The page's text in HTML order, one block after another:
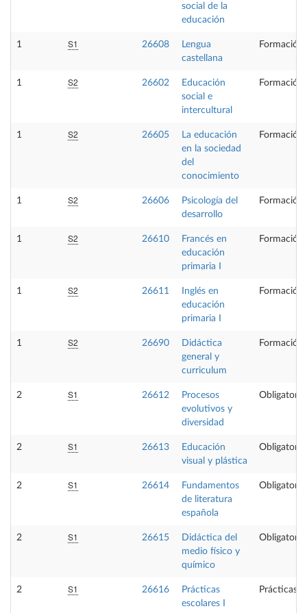
social de la
educación
1 S1 26608
Lengua
castellana
Formación
1 S2 26602
Educación
social e
intercultural
Formación
1 S2 26605
La educación
en la sociedad
del
conocimiento
Formación
1 S2 26606
Psicología del
desarrollo
Formación
1 S2 26610
Francés en
educación
primaria I
Formación
1 S2 26611
Inglés en
educación
primaria I
Formación
1 S2 26690
Didáctica
general y
curriculum
Formación
2 S1 26612
Procesos
evolutivos y
diversidad
Obligatoria
2 S1 26613
Educación
visual y plástica
Obligatoria
2 S1 26614
Fundamentos
de literatura
española
Obligatoria
2 S1 26615
Didáctica del
medio físico y
químico
Obligatoria
2 S1 26616
Prácticas
escolares I
Prácticas